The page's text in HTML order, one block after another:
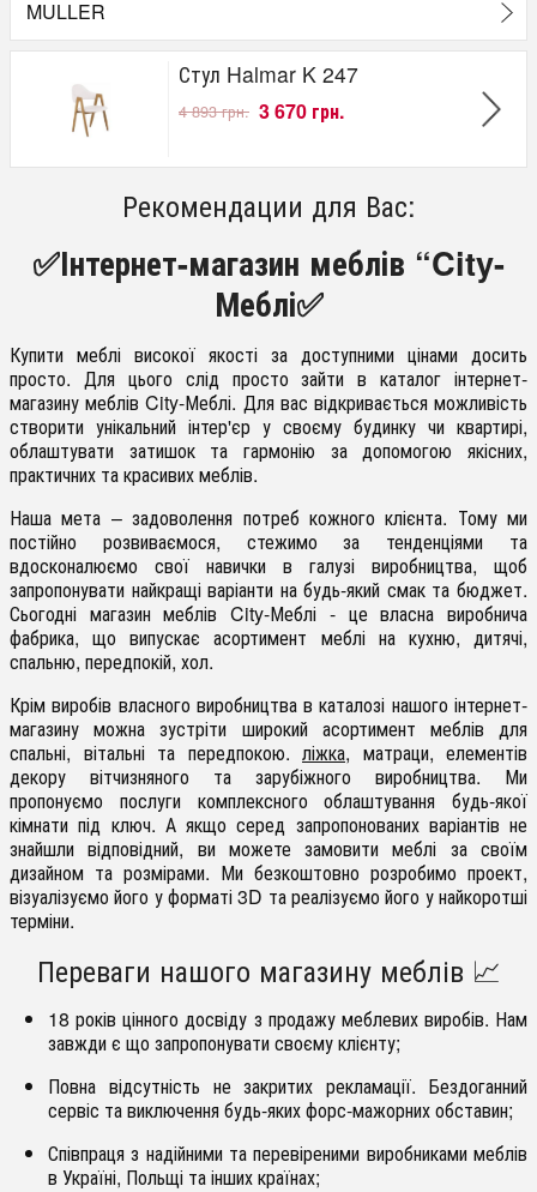
MULLER
Стул Halmar K 247
4 893 грн. 3 670 грн.
Рекомендации для Вас:
✅Інтернет-магазин меблів “City-
Меблі✅
Купити меблі високої якості за доступними цінами досить
просто. Для цього слід просто зайти в каталог інтернет-
магазину меблів City-Меблі. Для вас відкривається можливість
створити унікальний інтер'єр у своєму будинку чи квартирі,
облаштувати затишок та гармонію за допомогою якісних,
практичних та красивих меблів.
Наша мета – задоволення потреб кожного клієнта. Тому ми
постійно розвиваємося, стежимо за тенденціями та
вдосконалюємо свої навички в галузі виробництва, щоб
запропонувати найкращі варіанти на будь-який смак та бюджет.
Сьогодні магазин меблів City-Меблі - це власна виробнича
фабрика, що випускає асортимент меблі на кухню, дитячі,
спальню, передпокій, хол.
Крім виробів власного виробництва в каталозі нашого інтернет-
магазину можна зустріти широкий асортимент меблів для
спальні, вітальні та передпокою. ліжка, матраци, елементів
декору вітчизняного та зарубіжного виробництва. Ми
пропонуємо послуги комплексного облаштування будь-якої
кімнати під ключ. А якщо серед запропонованих варіантів не
знайшли відповідний, ви можете замовити меблі за своїм
дизайном та розмірами. Ми безкоштовно розробимо проект,
візуалізуємо його у форматі 3D та реалізуємо його у найкоротші
терміни.
Переваги нашого магазину меблів 📈
18 років цінного досвіду з продажу меблевих виробів. Нам
завжди є що запропонувати своєму клієнту;
Повна відсутність не закритих рекламації. Бездоганний
сервіс та виключення будь-яких форс-мажорних обставин;
Співпраця з надійними та перевіреними виробниками меблів
в Україні, Польщі та інших країнах;